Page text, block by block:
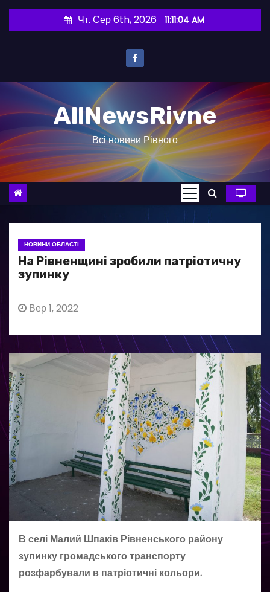
и
о
в
Чт. Сер 6th, 2026 11:11:05 AM
AllNewsRivne
Всі новини Рівного
НОВИНИ ОБЛАСТІ
На Рівненщині зробили патріотичну
зупинку
Вер 1, 2022
В селі Малий Шпаків Рівненського району
зупинку громадського транспорту
розфарбували в патріотичні кольори.